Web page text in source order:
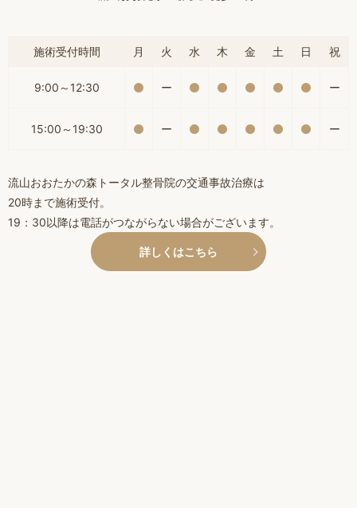
施術受付時間 月 火 水 木 金 土 日 祝
9:00～12:30 ー ー
15:00～19:30 ー ー
流山おおたかの森トータル整骨院の交通事故治療は
20時まで施術受付。
19：30以降は電話がつながらない場合がございます。
詳しくはこちら